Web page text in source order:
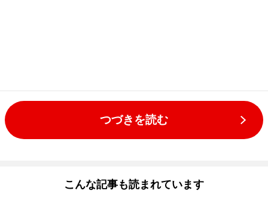
つづきを読む
こんな記事も読まれています